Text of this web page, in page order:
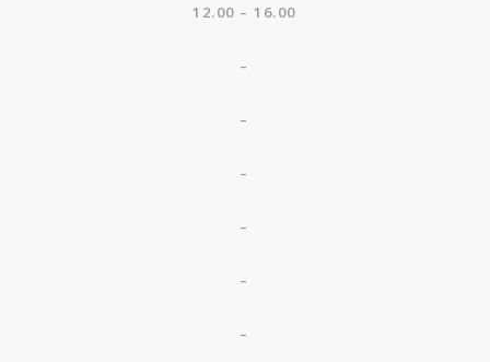
12.00 – 16.00
–
–
–
–
–
–